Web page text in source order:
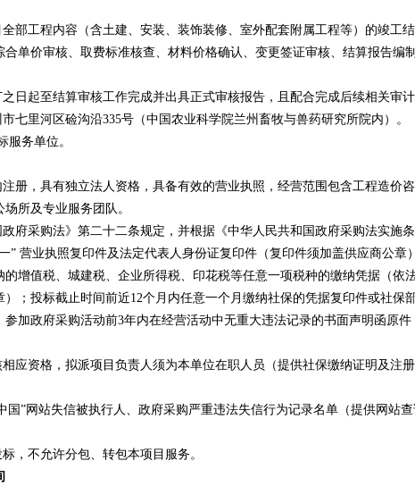
部工程内容（含土建、安装、装饰装修、室外配套附属工程等）的竣工
单价审核、取费标准核查、材料价格确认、变更签证审核、结算报告编
日起至结算审核工作完成并出具正式审核报告，且配合完成后续相关审计
七里河区硷沟沿335号（中国农业科学院兰州畜牧与兽药研究所院内）。
服务单位。
册，具有独立法人资格，具备有效的营业执照，经营范围包含工程造价
所及专业服务团队。
府采购法》第二十二条规定，并根据《中华人民共和国政府采购法实施条
” 营业执照复印件及法定代表人身份证复印件（复印件须加盖供应商公章
的增值税、城建税、企业所得税、印花税等任意一项税种的缴纳凭据（依
；投标截止时间前近12个月内任意一个月缴纳社保的凭据复印件或社保
加政府采购活动前3年内在经营活动中无重大违法记录的书面声明函原
应资格，拟派项目负责人须为本单位在职人员（提供社保缴纳证明及注
国”网站失信被执行人、政府采购严重违法失信行为记录名单（提供网站
，不允许分包、转包本项目服务。